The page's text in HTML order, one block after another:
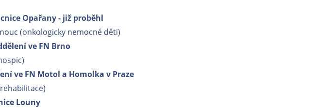
Opařany - již proběhl
(onkologicky nemocné děti)
ve FN Brno
ve FN Motol a Homolka v Praze
Louny